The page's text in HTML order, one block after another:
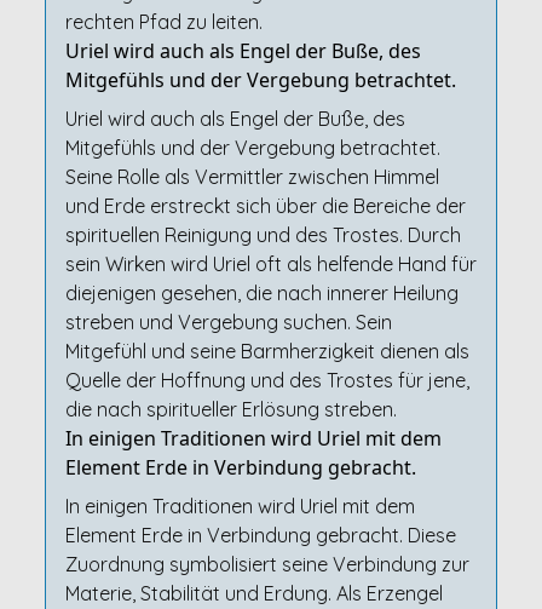
rechten Pfad zu leiten.
Uriel wird auch als Engel der Buße, des
Mitgefühls und der Vergebung betrachtet.
Uriel wird auch als Engel der Buße, des
Mitgefühls und der Vergebung betrachtet.
Seine Rolle als Vermittler zwischen Himmel
und Erde erstreckt sich über die Bereiche der
spirituellen Reinigung und des Trostes. Durch
sein Wirken wird Uriel oft als helfende Hand für
diejenigen gesehen, die nach innerer Heilung
streben und Vergebung suchen. Sein
Mitgefühl und seine Barmherzigkeit dienen als
Quelle der Hoffnung und des Trostes für jene,
die nach spiritueller Erlösung streben.
In einigen Traditionen wird Uriel mit dem
Element Erde in Verbindung gebracht.
In einigen Traditionen wird Uriel mit dem
Element Erde in Verbindung gebracht. Diese
Zuordnung symbolisiert seine Verbindung zur
Materie, Stabilität und Erdung. Als Erzengel